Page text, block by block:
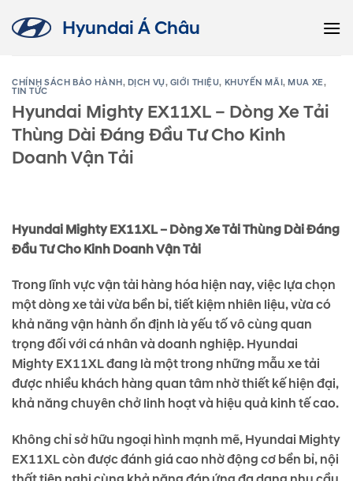
Hyundai Á Châu
CHÍNH SÁCH BẢO HÀNH, DỊCH VỤ, GIỚI THIỆU, KHUYẾN MÃI,MUA XE,
TIN TỨC
Hyundai Mighty EX11XL – Dòng Xe Tải
Thùng Dài Đáng Đầu Tư Cho Kinh
Doanh Vận Tải
Hyundai Mighty EX11XL – Dòng Xe Tải Thùng Dài Đáng
Đầu Tư Cho Kinh Doanh Vận Tải
Trong lĩnh vực vận tải hàng hóa hiện nay, việc lựa chọn
một dòng xe tải vừa bền bỉ, tiết kiệm nhiên liệu, vừa có
khả năng vận hành ổn định là yếu tố vô cùng quan
trọng đối với cá nhân và doanh nghiệp. Hyundai
Mighty EX11XL đang là một trong những mẫu xe tải
được nhiều khách hàng quan tâm nhờ thiết kế hiện đại,
khả năng chuyên chở linh hoạt và hiệu quả kinh tế cao.
Không chỉ sở hữu ngoại hình mạnh mẽ, Hyundai Mighty
EX11XL còn được đánh giá cao nhờ động cơ bền bỉ, nội